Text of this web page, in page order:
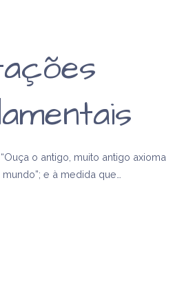
o antigo, muito antigo axioma
e à medida que…